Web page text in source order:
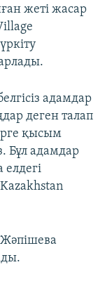
жеті жасар
адамдар
деген талап
қысым
Бұл адамдар